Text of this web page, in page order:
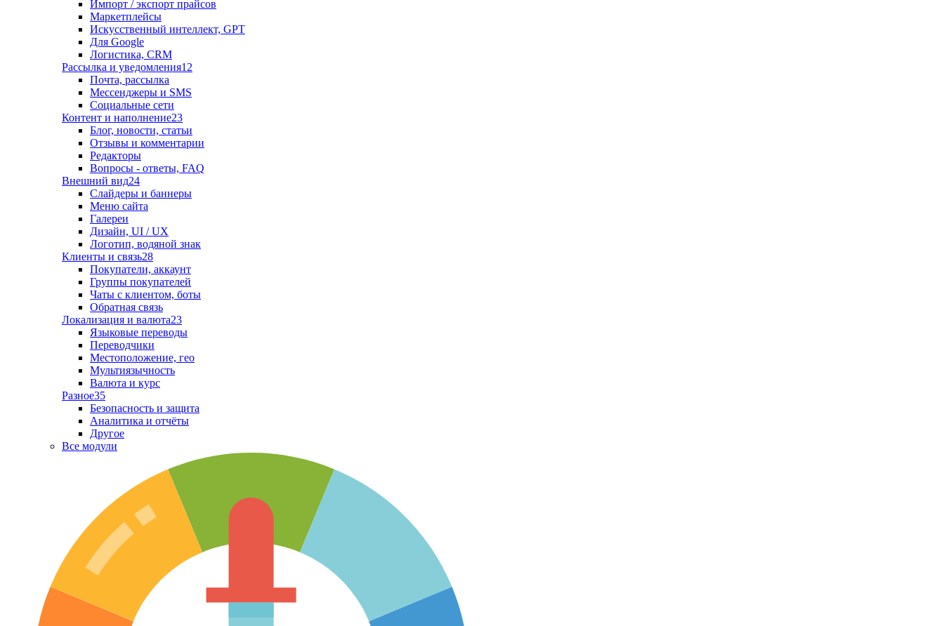
Импорт / экспорт прайсов
Маркетплейсы
Искусственный интеллект, GPT
Для Google
Логистика, CRM
Рассылка и уведомления12
Почта, рассылка
Мессенджеры и SMS
Социальные сети
Контент и наполнение23
Блог, новости, статьи
Отзывы и комментарии
Редакторы
Вопросы - ответы, FAQ
Внешний вид24
Слайдеры и баннеры
Меню сайта
Галереи
Дизайн, UI / UX
Логотип, водяной знак
Клиенты и связь28
Покупатели, аккаунт
Группы покупателей
Чаты с клиентом, боты
Обратная связь
Локализация и валюта23
Языковые переводы
Переводчики
Местоположение, гео
Мультиязычность
Валюта и курс
Разное35
Безопасность и защита
Аналитика и отчёты
Другое
Все модули